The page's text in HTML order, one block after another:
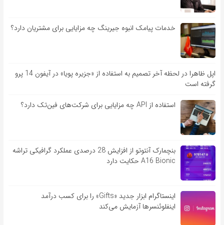
خدمات پیامک انبوه جیرینگ چه مزایایی برای مشتریان دارد؟
اپل ظاهرا در لحظه آخر تصمیم به استفاده از «جزیره پویا» در آیفون 14 پرو
گرفته است
استفاده از API چه مزایایی برای شرکت‌های فین‌تک دارد؟
بنچمارک آنتوتو از افزایش 28 درصدی عملکرد گرافیکی تراشه
A16 Bionic حکایت دارد
اینستاگرام ابزار جدید «Gifts» را برای کسب درآمد
اینفلوئنسرها آزمایش می‌کند